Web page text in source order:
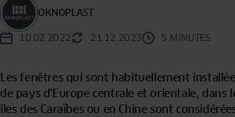
OKNOPLAST
10.02.2022 21.12.2023 5 MINUTES
Les fenêtres qui sont habituellement
de pays d’Europe centrale et orientale, dans
îles des Caraïbes ou en Chine sont